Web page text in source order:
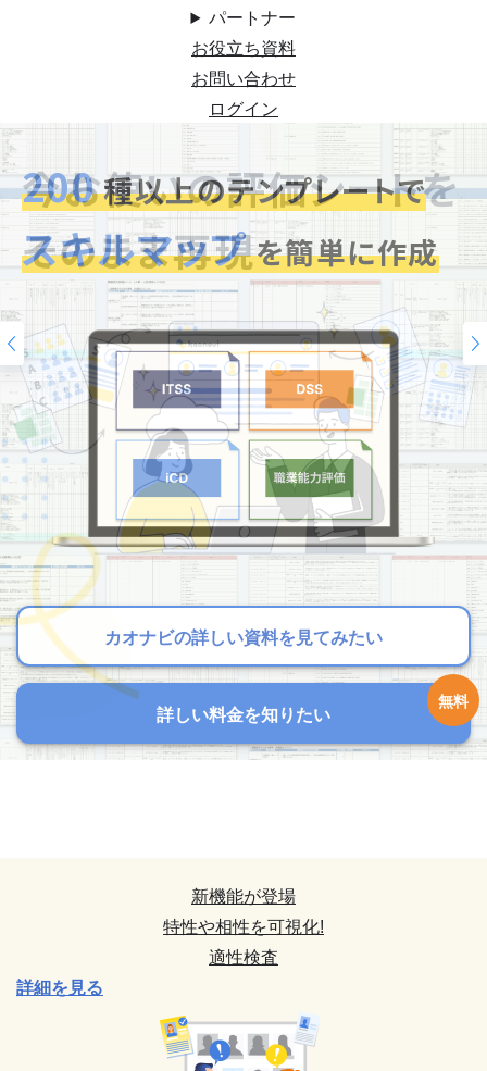
パートナー
お役立ち資料
お問い合わせ
ログイン
カオナビの詳しい資料を見てみたい
詳しい料金を知りたい
200
スキルマップ
カオナビの詳しい資料を見てみたい
詳しい料金を知りたい
今お使いの評価シートを
そのまま再現
カオナビの詳しい資料を見てみたい
詳しい料金を知りたい
新機能が登場
特性や相性を可視化!
適性検査
詳細を見る